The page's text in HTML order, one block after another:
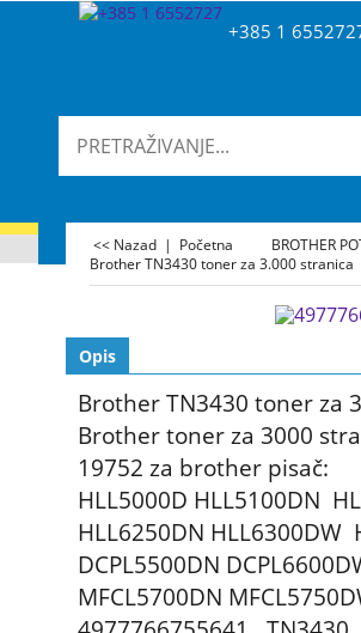
+385 1
<< Nazad | Početna BROTHER
Brother TN3430 toner za 3.000 stranica
Opis
Brother TN3430 toner za
Brother toner za 3000
19752 za brother pisač:
HLL5000D HLL5100DN
HLL6250DN HLL6300DW
DCPL5500DN
MFCL5700DN